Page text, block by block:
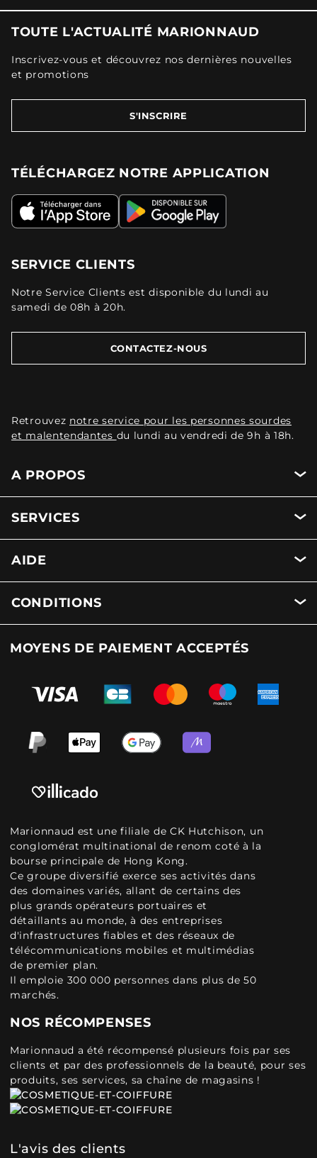
TOUTE L'ACTUALITÉ MARIONNAUD
Inscrivez-vous et découvrez nos dernières nouvelles
et promotions
S'INSCRIRE
TÉLÉCHARGEZ NOTRE APPLICATION
SERVICE CLIENTS
Notre Service Clients est disponible du lundi au
samedi de 08h à 20h.
CONTACTEZ-NOUS
Retrouvez notre service pour les personnes sourdes
et malentendantes du lundi au vendredi de 9h à 18h.
A PROPOS
SERVICES
AIDE
CONDITIONS
MOYENS DE PAIEMENT ACCEPTÉS
Marionnaud est une filiale de CK Hutchison, un
conglomérat multinational de renom coté à la
bourse principale de Hong Kong.
Ce groupe diversifié exerce ses activités dans
des domaines variés, allant de certains des
plus grands opérateurs portuaires et
détaillants au monde, à des entreprises
d'infrastructures fiables et des réseaux de
télécommunications mobiles et multimédias
de premier plan.
Il emploie 300 000 personnes dans plus de 50
marchés.
NOS RÉCOMPENSES
Marionnaud a été récompensé plusieurs fois par ses
clients et par des professionnels de la beauté, pour ses
produits, ses services, sa chaîne de magasins !
L'avis des clients